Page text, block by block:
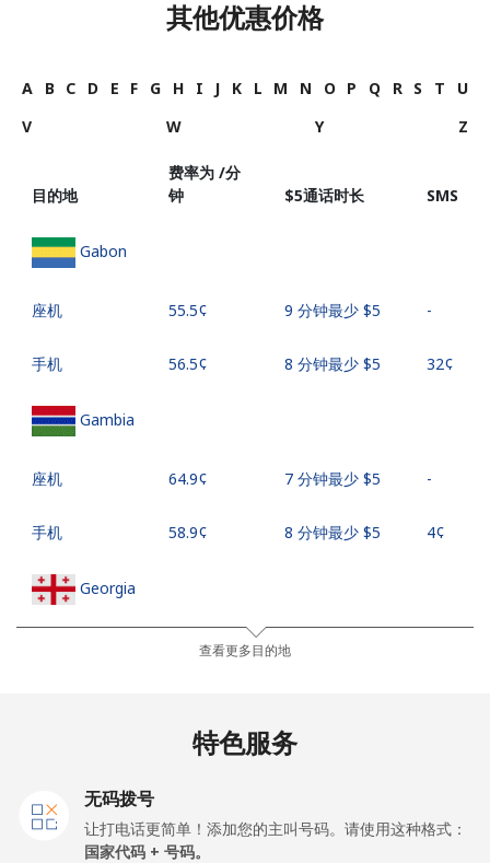
其他优惠价格
A B C D E F G H I J K L M N O P Q R S T
U
V
W Y Z
目的地
费率为 /分
钟
⁦$5⁩通话时长 SMS
Gabon
座机 ⁦55.5¢⁩ 9 分钟最少 ⁦$5⁩ -
手机 ⁦56.5¢⁩ 8 分钟最少 ⁦$5⁩ ⁦32¢⁩
Gambia
座机 ⁦64.9¢⁩ 7 分钟最少 ⁦$5⁩ -
手机 ⁦58.9¢⁩ 8 分钟最少 ⁦$5⁩ ⁦4¢⁩
Georgia
⁦32.5¢⁩ 15 分钟最少 ⁦$5⁩
座机
⁦$5⁩
查看更多目的地
特色服务
无码拨号
让打电话更简单！添加您的主叫号码。请使用这种格式：
国家代码 + 号码。